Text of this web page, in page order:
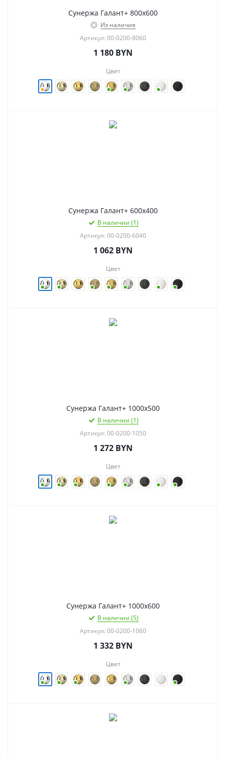
Сунержа Галант+ 800х600
Из наличия
Артикул: 00-0200-8060
1 180 BYN
Цвет
Сунержа Галант+ 600х400
В наличии (1)
Артикул: 00-0200-6040
1 062 BYN
Цвет
Сунержа Галант+ 1000х500
В наличии (1)
Артикул: 00-0200-1050
1 272 BYN
Цвет
Сунержа Галант+ 1000х600
В наличии (5)
Артикул: 00-0200-1060
1 332 BYN
Цвет